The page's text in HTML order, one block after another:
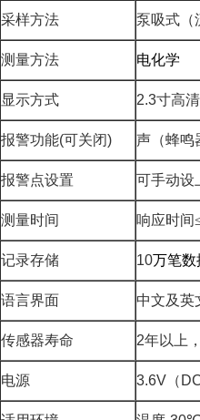
采样方法 泵吸式（
测量方法 电化学
显示方式 2.3寸高
报警功能(可关闭) 声（蜂鸣
报警点设置 可手动设
测量时间 响应时间
记录存储 10万笔数
语言界面 中文及英
传感器寿命 2年以上
电源 3.6V （